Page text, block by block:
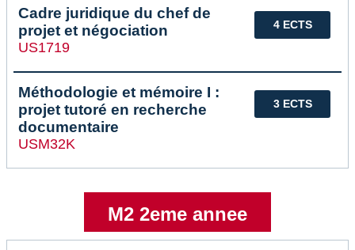
4 ECTS
Cadre juridique du chef de
projet et négociation
US1719
3 ECTS
Méthodologie et mémoire I :
projet tutoré en recherche
documentaire
USM32K
M2 2eme annee